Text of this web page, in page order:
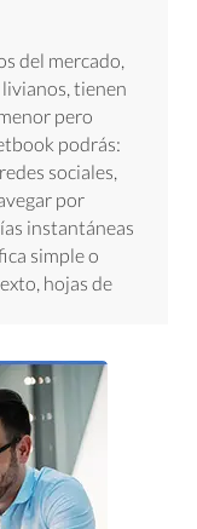
del mercado,
tienen
pero
podrás:
sociales,
por
instantáneas
simple o
hojas de